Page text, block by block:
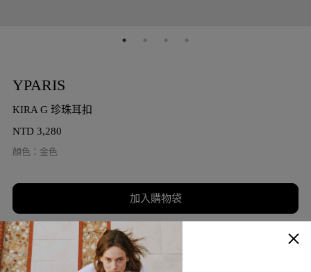
YPARIS
KIRA G 珍珠耳扣
NTD 3,280
顏色 ： 金色
加入購物袋
加入願望清單